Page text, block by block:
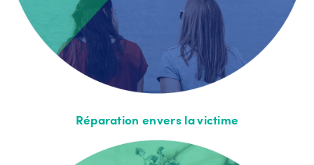
Réparation envers la victime